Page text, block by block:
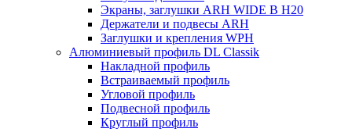
Экраны, заглушки ARH WIDE B H20
Держатели и подвесы ARH
Заглушки и крепления WPH
Алюминиевый профиль DL Classik
Накладной профиль
Встраиваемый профиль
Угловой профиль
Подвесной профиль
Круглый профиль